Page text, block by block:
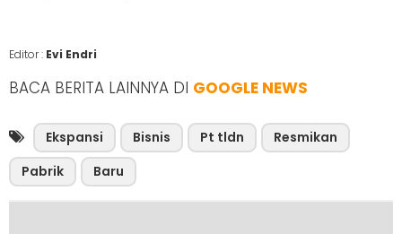
Editor : Evi Endri
BACA BERITA LAINNYA DI GOOGLE NEWS
Ekspansi Bisnis Pt tldn
Resmikan
Pabrik
Baru